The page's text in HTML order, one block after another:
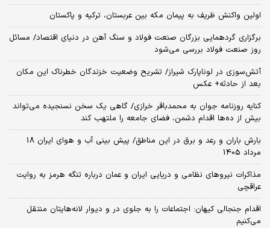
اولین واکنش ظریف به پیمان مکه بین عربستان، ترکیه و پاکستان
برگزاری گردهمایی بزرگان صنعت فولاد و سنگ آهن در دنیای اقتصاد/ مسائل
روز صنعت فولاد بررسی می‌شود
آتش‌سوزی در لوناپارک شیراز/ تشریح وضعیت خزندگان خطرناک این مکان
بعد از حادثه+ عکس
کنایه روزنامه جوان به محمدباقر خرازی/ گاهی یک سخن نسنجیده می‌تواند
بیش از ده‌ها اقدام دشمن، فضای جامعه را ملتهب کند
بارش باران و رعد و برق در این مناطق/ پیش بینی آب و هوای ایران 18
مرداد 1405
مذاکرات نیروهای نظامی و دریایی ایران و عمان درباره تنگه هرمز به روایت
عراقچی
اقدام جنجالی کیهان: اجتماعات را به جلوی در و دیوار لانه‌هایتان منتقل
می‌کنیم